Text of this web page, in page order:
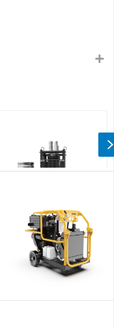
Высокопроизводительный
гидравлический шламовый